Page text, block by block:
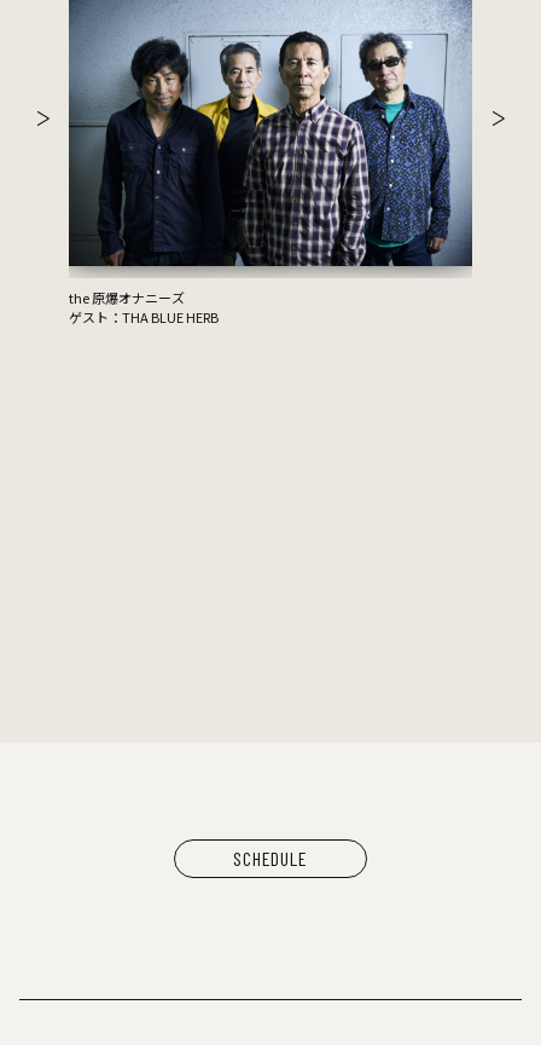
the 原爆オナニーズ
ゲスト：THA BLUE HERB
SCHEDULE